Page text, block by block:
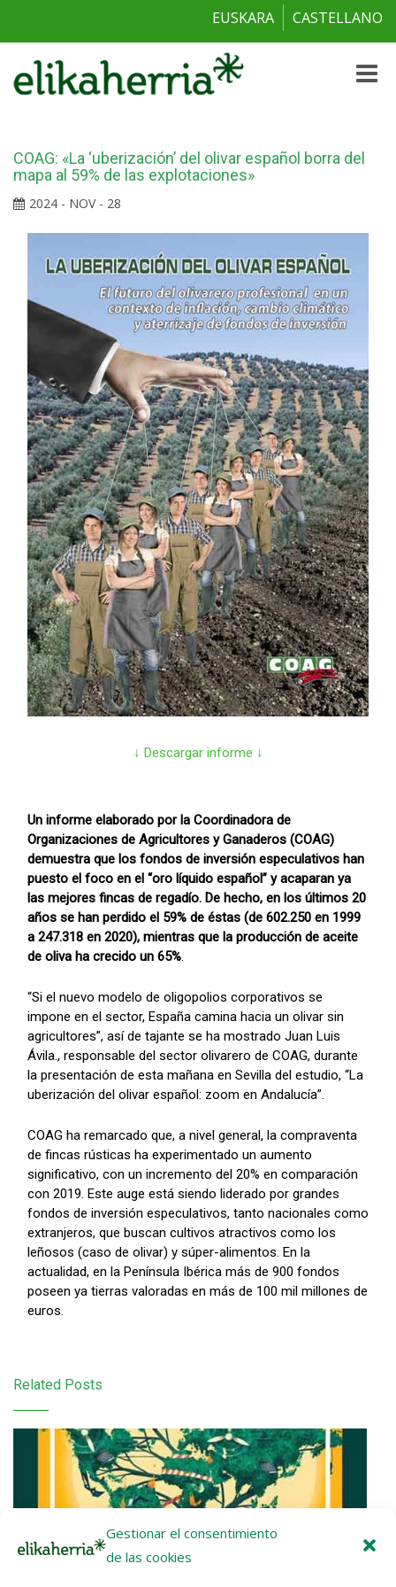
Gestionar el consentimiento
de las cookies
EUSKARA CASTELLANO
Toggle
COAG: «La ‘uberización’ del olivar español borra del
mapa al 59% de las explotaciones»
2024 - NOV - 28
↓ Descargar informe ↓
Un informe elaborado por la Coordinadora de
Organizaciones de Agricultores y Ganaderos (COAG)
demuestra que los fondos de inversión especulativos han
puesto el foco en el “oro líquido español” y acaparan ya
las mejores fincas de regadío. De hecho, en los últimos 20
años se han perdido el 59% de éstas (de 602.250 en 1999
a 247.318 en 2020), mientras que la producción de aceite
de oliva ha crecido un 65%.
“Si el nuevo modelo de oligopolios corporativos se
impone en el sector, España camina hacia un olivar sin
agricultores”, así de tajante se ha mostrado Juan Luis
Ávila., responsable del sector olivarero de COAG, durante
la presentación de esta mañana en Sevilla del estudio, “La
uberización del olivar español: zoom en Andalucía”.
COAG ha remarcado que, a nivel general, la compraventa
de fincas rústicas ha experimentado un aumento
significativo, con un incremento del 20% en comparación
con 2019. Este auge está siendo liderado por grandes
fondos de inversión especulativos, tanto nacionales como
extranjeros, que buscan cultivos atractivos como los
leñosos (caso de olivar) y súper-alimentos. En la
actualidad, en la Península Ibérica más de 900 fondos
poseen ya tierras valoradas en más de 100 mil millones de
euros.
Related Posts